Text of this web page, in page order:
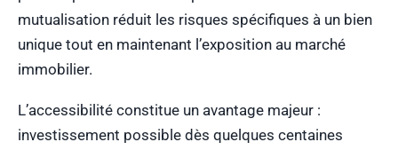
mutualisation réduit les risques spécifiques à un bien
unique tout en maintenant l’exposition au marché
immobilier.
L’accessibilité constitue un avantage majeur :
investissement possible dès quelques centaines